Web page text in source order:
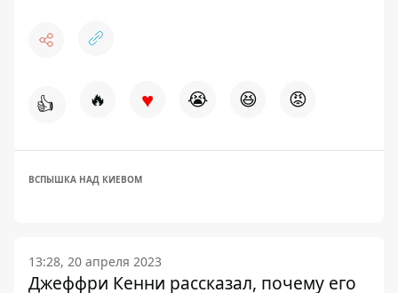
👍 🔥 ♥ 😭 😆 😡
ВСПЫШКА НАД КИЕВОМ
13:28, 20 апреля 2023
Джеффри Кенни рассказал, почему его